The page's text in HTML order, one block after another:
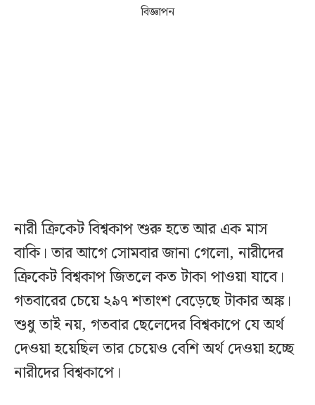
বিজ্ঞাপন
নারী ক্রিকেট বিশ্বকাপ শুরু হতে আর এক মাস
বাকি। তার আগে সোমবার জানা গেলো, নারীদের
ক্রিকেট বিশ্বকাপ জিতলে কত টাকা পাওয়া যাবে।
গতবারের চেয়ে ২৯৭ শতাংশ বেড়েছে টাকার অঙ্ক।
শুধু তাই নয়, গতবার ছেলেদের বিশ্বকাপে যে অর্থ
দেওয়া হয়েছিল তার চেয়েও বেশি অর্থ দেওয়া হচ্ছে
নারীদের বিশ্বকাপে।